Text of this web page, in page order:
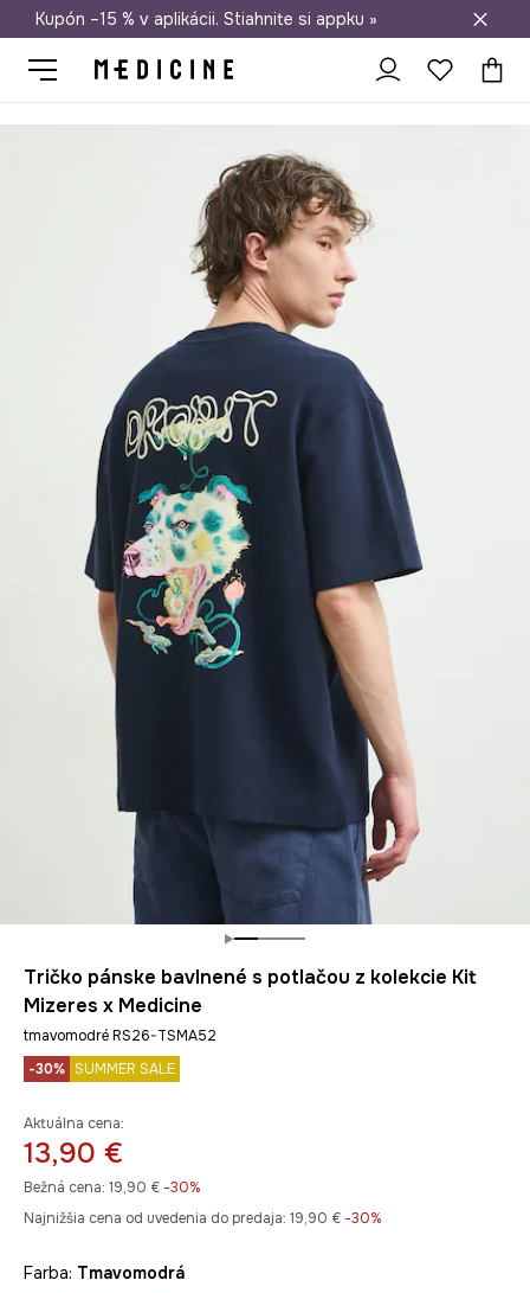
Doprava zadarmo od 50 €
Kupón –15 % v aplikácii. Stiahnite si appku »
Tričko pánske bavlnené s potlačou z kolekcie Kit
Mizeres x Medicine
tmavomodré RS26-TSMA52
-30% SUMMER SALE
Aktuálna cena:
13,90 €
Bežná cena: 19,90 € -30%
Najnižšia cena od uvedenia do predaja: 19,90 € -30%
Farba: tmavomodrá